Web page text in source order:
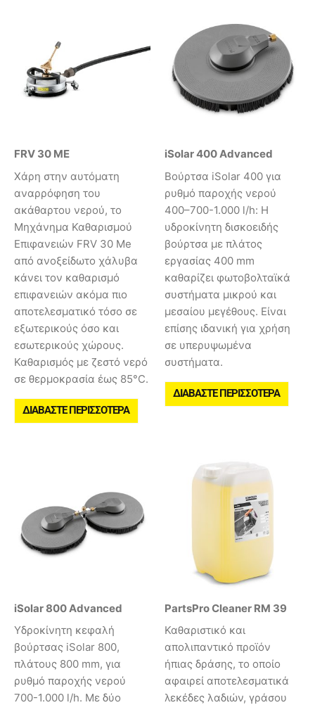
FRV 30 ME
Χάρη στην αυτόματη
αναρρόφηση του
ακάθαρτου νερού, το
Μηχάνημα Καθαρισμού
Επιφανειών FRV 30 Me
από ανοξείδωτο χάλυβα
κάνει τον καθαρισμό
επιφανειών ακόμα πιο
αποτελεσματικό τόσο σε
εξωτερικούς όσο και
εσωτερικούς χώρους.
Καθαρισμός με ζεστό νερό
σε θερμοκρασία έως 85°C.
ΔΙΑΒΆΣΤΕ ΠΕΡΙΣΣΌΤΕΡΑ
iSolar 400 Advanced
Βούρτσα iSolar 400 για
ρυθμό παροχής νερού
400–700-1.000 l/h: Η
υδροκίνητη δισκοειδής
βούρτσα με πλάτος
εργασίας 400 mm
καθαρίζει φωτοβολταϊκά
συστήματα μικρού και
μεσαίου μεγέθους. Είναι
επίσης ιδανική για χρήση
σε υπερυψωμένα
συστήματα.
ΔΙΑΒΆΣΤΕ ΠΕΡΙΣΣΌΤΕΡΑ
iSolar 800 Advanced
Υδροκίνητη κεφαλή
βούρτσας iSolar 800,
πλάτους 800 mm, για
ρυθμό παροχής νερού
700-1.000 l/h. Με δύο
PartsPro Cleaner RM 39
Καθαριστικό και
απολιπαντικό προϊόν
ήπιας δράσης, το οποίο
αφαιρεί αποτελεσματικά
λεκέδες λαδιών, γράσου